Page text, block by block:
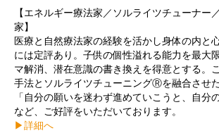
【エネルギー療法家／ソルライツチューナー
家】
医療と自然療法家の経験を活かし身体の内と
には定評あり。子供の個性溢れる能力を最大
マ解消、潜在意識の書き換えを得意とする。
手法とソルライツチューニングⓇを融合させ
「自分の願いを迷わず進めていこうと、自分
など、ご好評をいただいております。
▶︎詳細へ